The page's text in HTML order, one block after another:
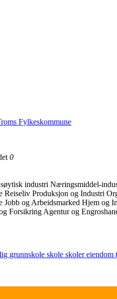
Fylkeskommune
0
industri Næringsmiddel-
Reiseliv Produksjon og Industri
Jobb og Arbeidsmarked Hjem og
Forsikring Agentur og
grunnskole skole skolereiendom